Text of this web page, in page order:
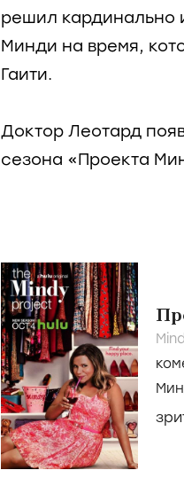
решил кардинально
Минди на время,
Гаити.
Доктор Леотард
сезона «Проекта